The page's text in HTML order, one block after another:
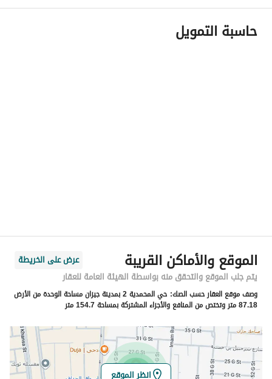
معلومات مسؤول الإعلان
اسم المسؤول
رقم المبنى
2732
الرقم الاضافي
6469
خط العرض
16.949383562936376
خط الطول
42.55933762759758
حاسبة التمويل
الموقع والأماكن القريبة
عرض على الخريطة
يتم جلب الموقع والتحقق منه بواسطة الهيئة العامة للعقار
وصف موقع العقار حسب الصك:
حي المحمدية 2 بمدينة جيزان مساحة الوحدة من الأرض
87.18 متر وتختص من المنافع والأجزاء المشتركة بمساحة 154.7 متر
انظر الموقع